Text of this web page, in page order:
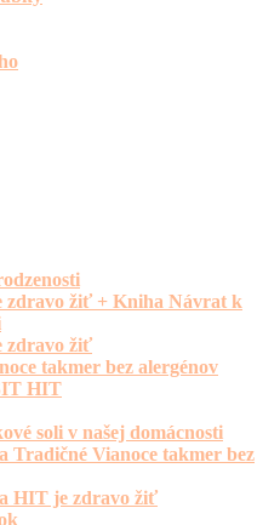
zdravo žiť + Kniha Návrat k
zdravo žiť
takmer bez alergénov
HIT
soli v našej domácnosti
Tradičné Vianoce takmer bez
HIT je zdravo žiť